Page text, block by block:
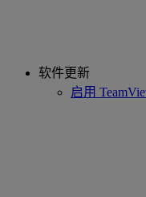
软件更新
启用